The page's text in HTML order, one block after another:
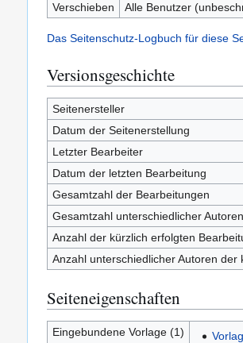
Verschieben
Alle Benutzer
Das Seitenschutz-Logbuch für diese
Versionsgeschichte
Seitenersteller
Datum der Seitenerstellung
Letzter Bearbeiter
Datum der letzten Bearbeitung
Gesamtzahl der Bearbeitungen
Gesamtzahl unterschiedlicher Autoren
Anzahl der kürzlich erfolgten
Anzahl unterschiedlicher Autoren
Seiteneigenschaften
Eingebundene Vorlage (1)